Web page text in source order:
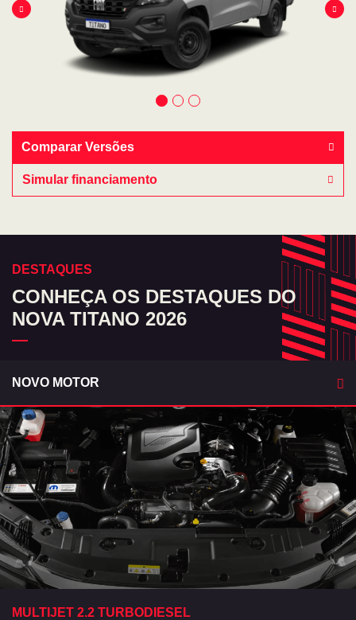
Comparar Versões
Simular financiamento
DESTAQUES
CONHEÇA OS DESTAQUES DO
NOVA TITANO 2026
NOVO MOTOR
MULTIJET 2.2​ TURBODIESEL